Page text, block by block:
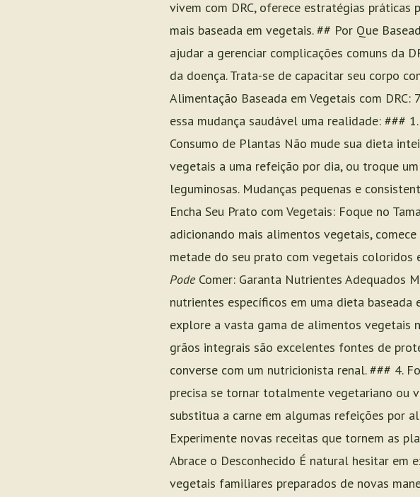
vivem com DRC, oferece estratégias
mais baseada em vegetais. ## Por Que
ajudar a gerenciar complicações comuns da
da doença. Trata-se de capacitar seu corpo
Alimentação Baseada em Vegetais com
essa mudança saudável uma realidade: ###
Consumo de Plantas Não mude sua dieta
vegetais a uma refeição por dia, ou troque
leguminosas. Mudanças pequenas e
Encha Seu Prato com Vegetais: Foque no
adicionando mais alimentos vegetais,
metade do seu prato com vegetais coloridos
Pode Comer: Garanta Nutrientes Adequados
nutrientes específicos em uma dieta
explore a vasta gama de alimentos vegetais
grãos integrais são excelentes fontes de
converse com um nutricionista renal. ### 4.
precisa se tornar totalmente vegetariano ou
substitua a carne em algumas refeições por
Experimente novas receitas que tornem as
Abrace o Desconhecido É natural hesitar em
vegetais familiares preparados de novas